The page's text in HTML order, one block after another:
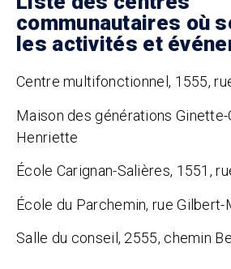
communautaires où
les activités et
Centre multifonctionnel, 1555,
Maison des générations Ginette-
Henriette
École Carignan-Salières, 1551,
École du Parchemin, rue Gilbert-
Salle du conseil, 2555, chemin